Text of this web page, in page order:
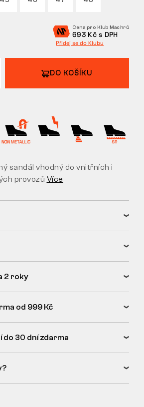
Cena pro Klub Machrů
693 Kč s DPH
Přidej se do Klubu
DO KOŠÍKU
sandál vhodný do vnitřních i
provozů Více
2 roky
od 999 Kč
do 30 dní zdarma